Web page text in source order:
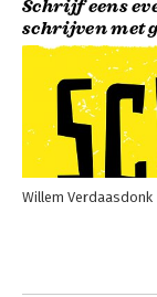
Schrijf eens
schrijven met
Willem Verdaasdonk